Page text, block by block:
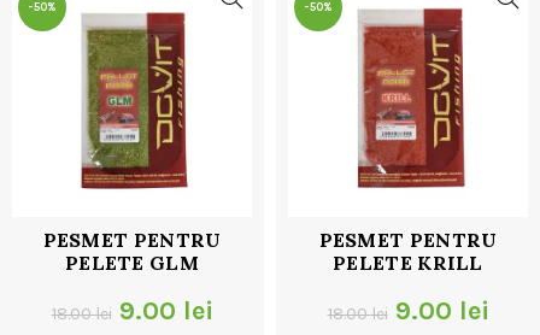
-50%
PESMET PENTRU
PELETE GLM
18.00lei Prețul
9.00 lei
-50%
PESMET PENTRU
PELETE KRILL
18.00lei Prețul
9.00 lei